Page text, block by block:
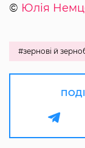
© Юлія
#зернові й